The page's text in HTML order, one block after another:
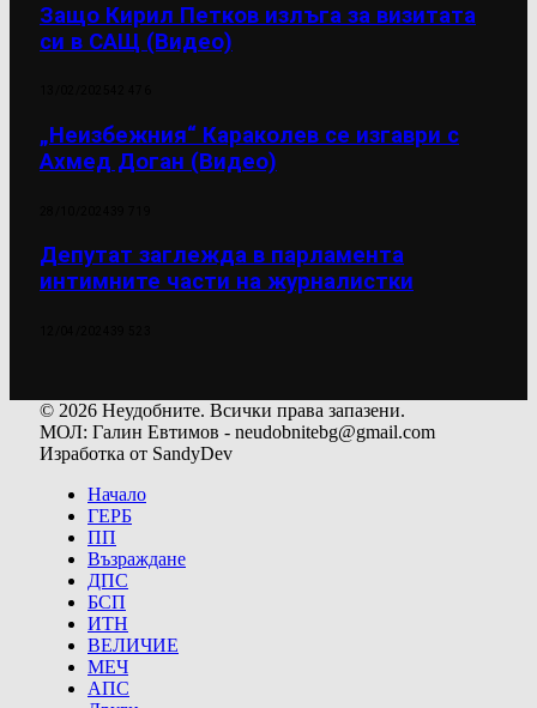
Защо Кирил Петков излъга за визитата
си в САЩ (Видео)
„Неизбежния“ Караколев се изгаври с
Ахмед Доган (Видео)
Депутат заглежда в парламента
интимните части на журналистки
© 2026 Неудобните. Всички права запазени.
МОЛ: Галин Евтимов - neudobnitebg@gmail.com
Изработка от SandyDev
Начало
ГЕРБ
ПП
Възраждане
ДПС
БСП
ИТН
ВЕЛИЧИЕ
МЕЧ
АПС